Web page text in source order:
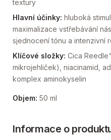
textury
Hlavní účinky: hluboká
maximalizace vstřebávání
sjednocení tónu a intenzivní
Klíčové složky: Cica
mikrojehliček), niacinamid,
komplex aminokyselin
Objem: 50 ml
Informace o